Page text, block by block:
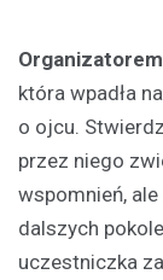
która wpadła
o ojcu.
przez niego
wspomnień,
dalszych
uczestniczka